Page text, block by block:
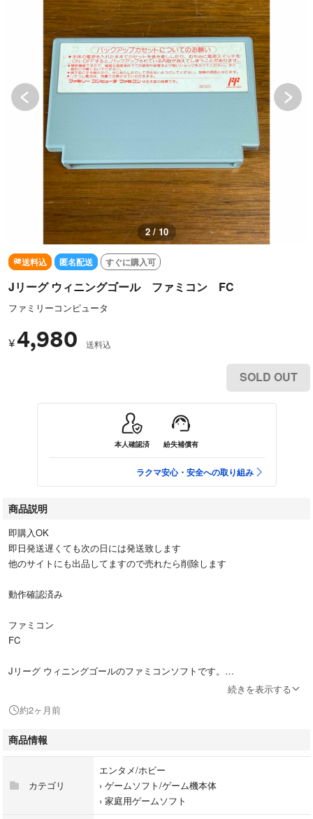
3 / 10
送料込 匿名配送 すぐに購入可
Jリーグ ウィニングゴール ファミコン FC
ファミリーコンピュータ
¥4,980 送料込
SOLD OUT
本人確認済 紛失補償有
ラクマ安心・安全への取り組み
商品説明
即購入OK
即日発送遅くても次の日には発送致します
他のサイトにも出品してますので売れたら削除します
動作確認済み
ファミコン
FC
Jリーグ ウィニングゴールのファミコンソフトです。
1994 ELECTRONIC ARTS製で、任天堂のファミリーコンピュータ用ソフ
【ブランド】ELECTRONIC ARTS (任天堂)
【カテゴリ】ファミコンソフト
【商品の状態】目立った傷や汚れなし
【カラー】マルチカラー
【型番】HVC-W3
続きを表示する
約2ヶ月前
商品情報
カテゴリ
エンタメ/ホビー
› ゲームソフト/ゲーム機本体
› 家庭用ゲームソフト